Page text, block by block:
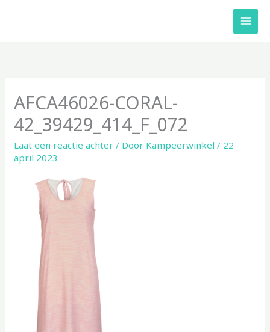
AFCA46026-CORAL-
42_39429_414_F_072
Laat een reactie achter / Door Kampeerwinkel/ 22
april 2023